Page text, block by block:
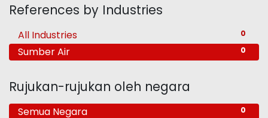
References by Industries
0
All Industries
0
Sumber Air
Rujukan-rujukan oleh negara
0
Semua Negara